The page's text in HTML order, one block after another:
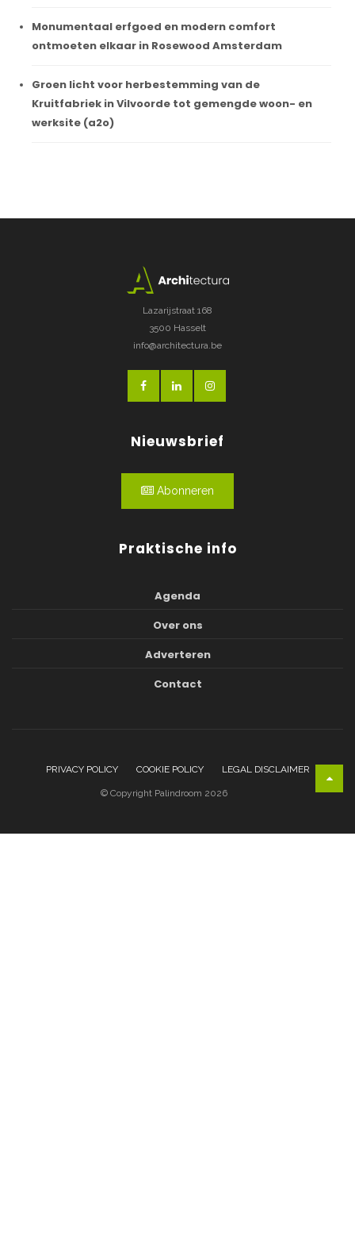
Monumentaal erfgoed en modern comfort
ontmoeten elkaar in Rosewood Amsterdam
Groen licht voor herbestemming van de
Kruitfabriek in Vilvoorde tot gemengde woon- en
werksite (a2o)
Lazarijstraat 168
3500 Hasselt
info@architectura.be
Nieuwsbrief
Abonneren
Praktische info
Agenda
Over ons
Adverteren
Contact
PRIVACY POLICY COOKIE POLICY LEGAL DISCLAIMER
© Copyright Palindroom 2026